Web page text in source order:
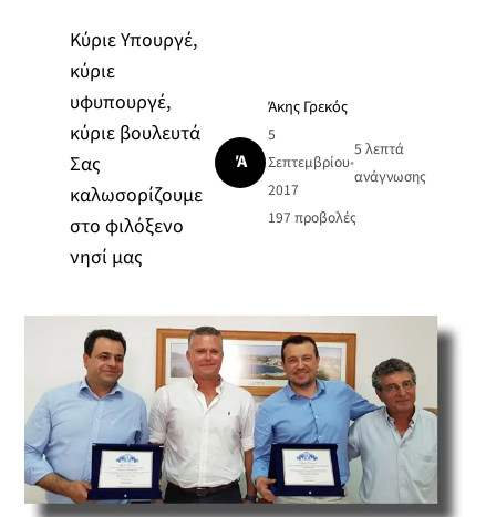
Κύριε Υπουργέ,
κύριε
υφυπουργέ,
κύριε βουλευτά
Σας
καλωσορίζουμε
στο φιλόξενο
νησί μας
Ά
Άκης Γρεκός
5
Σεπτεμβρίου
2017
•
5 λεπτά
ανάγνωσης
197 προβολές